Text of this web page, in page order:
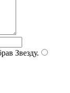
Звезду.